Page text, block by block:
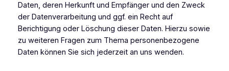
Daten, deren Herkunft und Empfänger und den Zweck
der Datenverarbeitung und ggf. ein Recht auf
Berichtigung oder Löschung dieser Daten. Hierzu sowie
zu weiteren Fragen zum Thema personenbezogene
Daten können Sie sich jederzeit an uns wenden.